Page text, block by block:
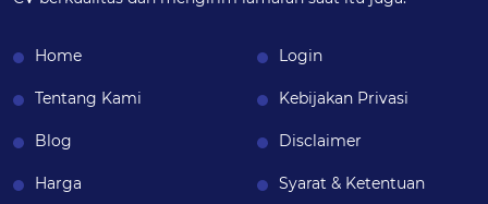
Home
Tentang Kami
Blog
Harga
Login
Kebijakan Privasi
Disclaimer
Syarat & Ketentuan